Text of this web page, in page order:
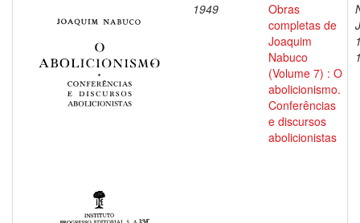
1949
Obras
completas de
Joaquim
Nabuco
(Volume 7) : O
abolicionismo.
Conferências
e discursos
abolicionistas